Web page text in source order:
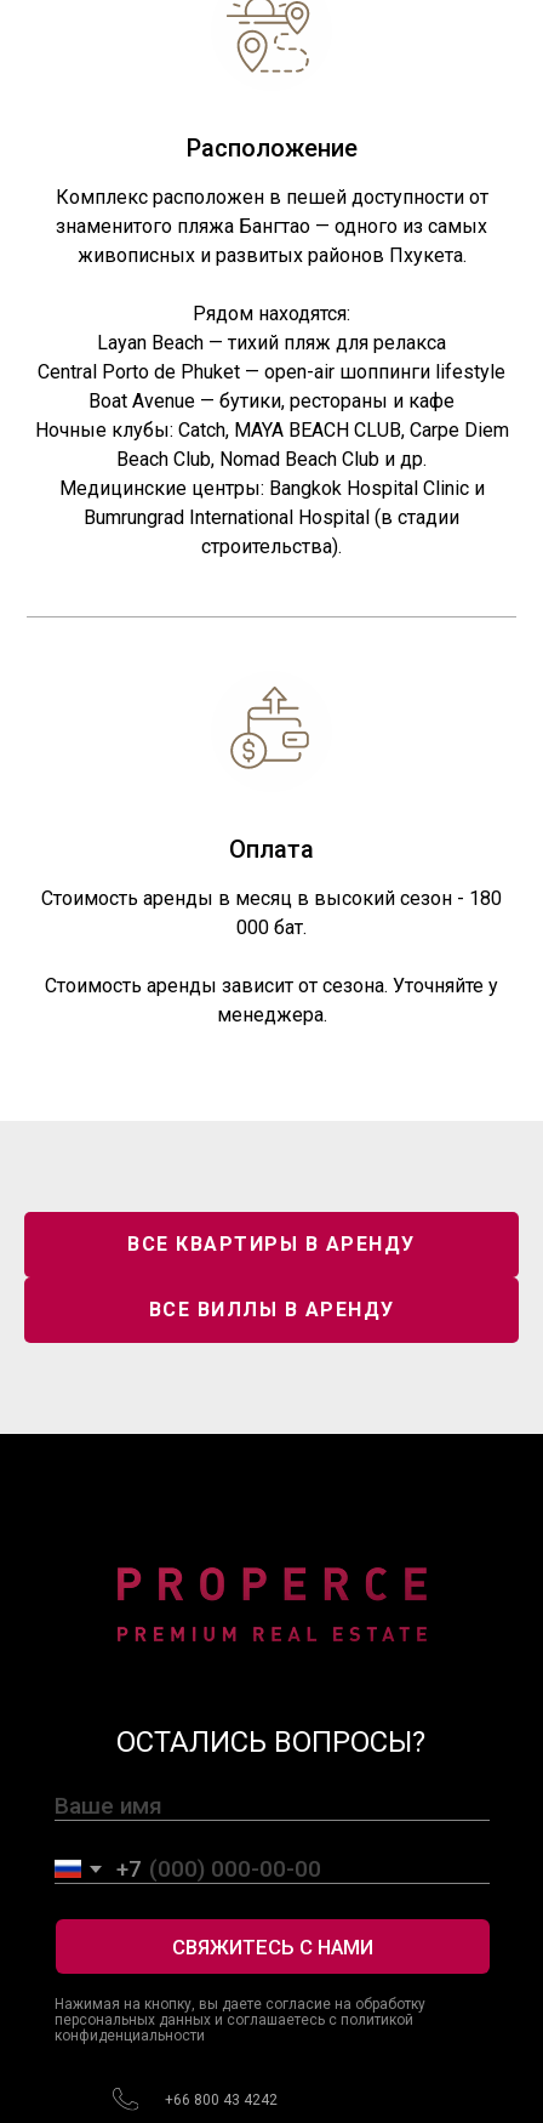
Расположение
Комплекс расположен в пешей доступности от
знаменитого пляжа Бангтао — одного из самых
живописных и развитых районов Пхукета.
Рядом находятся:
Layan Beach — тихий пляж для релакса
Central Porto de Phuket — open-air шоппинги lifestyle
Boat Avenue — бутики, рестораны и кафе
Ночные клубы: Catch, MAYA BEACH CLUB, Carpe Diem
Beach Club, Nomad Beach Club и др.
Медицинские центры: Bangkok Hospital Clinic и
Bumrungrad International Hospital (в стадии
строительства).
Оплата
Стоимость аренды в месяц в высокий сезон - 180
000 бат.
Стоимость аренды зависит от сезона. Уточняйте у
менеджера.
ВСЕ КВАРТИРЫ В АРЕНДУ
ВСЕ ВИЛЛЫ В АРЕНДУ
© 2025 Properce Real Estate. Все права защищены
Phuket 83150, Thailand
конфиденциальности